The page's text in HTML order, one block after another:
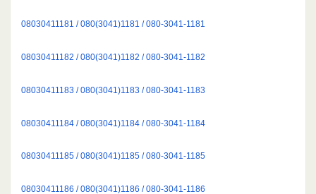
08030411181 / 080(3041)1181 / 080-3041-1181
08030411182 / 080(3041)1182 / 080-3041-1182
08030411183 / 080(3041)1183 / 080-3041-1183
08030411184 / 080(3041)1184 / 080-3041-1184
08030411185 / 080(3041)1185 / 080-3041-1185
08030411186 / 080(3041)1186 / 080-3041-1186